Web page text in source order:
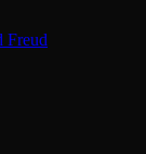
Freud